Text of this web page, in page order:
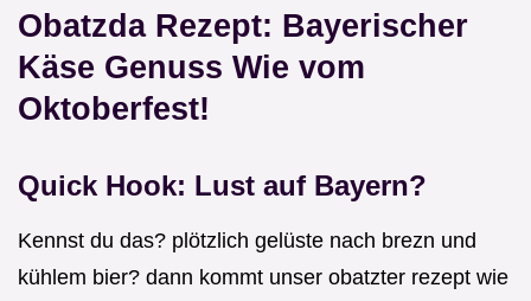
Obatzda Rezept: Bayerischer
Käse Genuss Wie vom
Oktoberfest!
Quick Hook: Lust auf Bayern?
Kennst du das? plötzlich gelüste nach brezn und
kühlem bier? dann kommt unser obatzter rezept wie